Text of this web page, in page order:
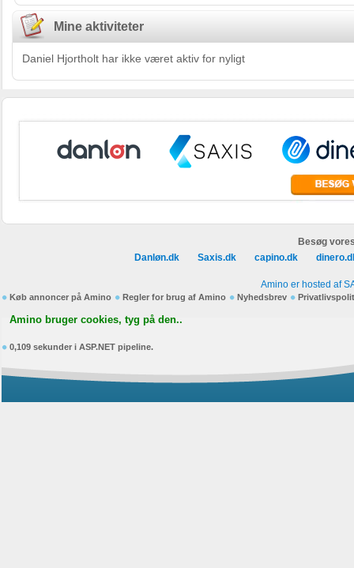
Mine aktiviteter
Daniel Hjortholt har ikke været aktiv for nyligt
Besøg
Danløn.dk
Saxis.dk capino.dk
Amino er hosted af
Køb annoncer på Amino Regler for brug af Amino Nyhedsbrev
Amino bruger cookies, tyg på den..
0,109 sekunder i ASP.NET pipeline.